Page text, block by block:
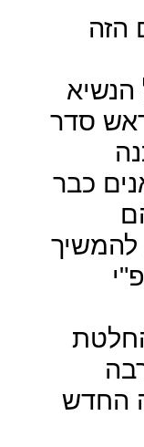
הזה
הנשיא
סדר
כבר
להמשיך
החדש